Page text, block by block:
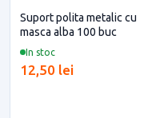
In stoc
Suport polita metalic cu
masca alba 100 buc
12,50 lei